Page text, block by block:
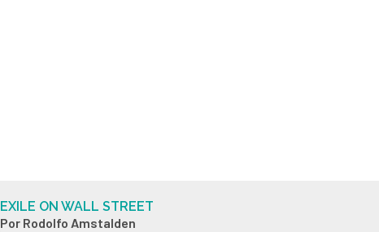
EXILE ON WALL STREET
Por Rodolfo Amstalden